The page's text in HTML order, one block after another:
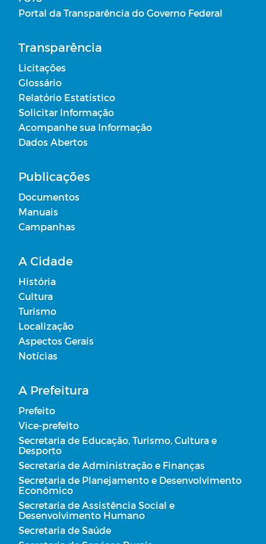
Portal da Transparência do Governo Federal
Transparência
Licitações
Glossário
Relatório Estatístico
Solicitar Informação
Acompanhe sua Informação
Dados Abertos
Publicações
Documentos
Manuais
Campanhas
A Cidade
História
Cultura
Turismo
Localização
Aspectos Gerais
Notícias
A Prefeitura
Prefeito
Vice-prefeito
Secretaria de Educação, Turismo, Cultura e
Desporto
Secretaria de Administração e Finanças
Secretaria de Planejamento e Desenvolvimento
Econômico
Secretaria de Assistência Social e
Desenvolvimento Humano
Secretaria de Saúde